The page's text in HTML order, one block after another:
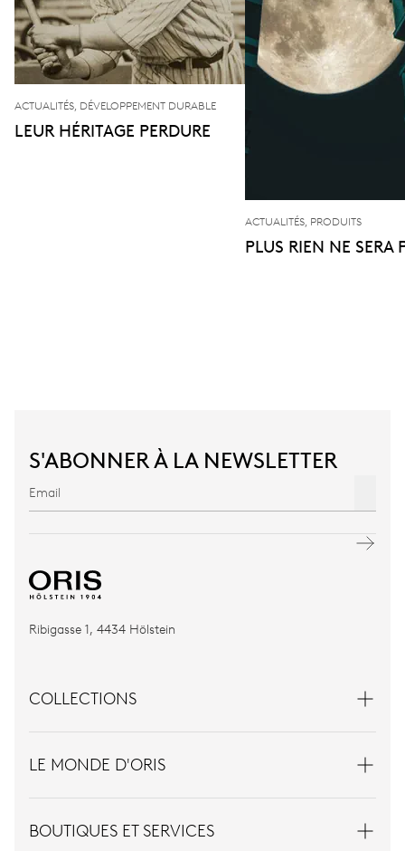
ACTUALITÉS, DÉVELOPPEMENT DURABLE
LEUR HÉRITAGE PERDURE
ACTUALITÉS, PRODUITS
PLUS RIEN NE SERA
S'ABONNER À LA NEWSLETTER
Ribigasse 1, 4434 Hölstein
COLLECTIONS
LE MONDE D'ORIS
BOUTIQUES ET SERVICES